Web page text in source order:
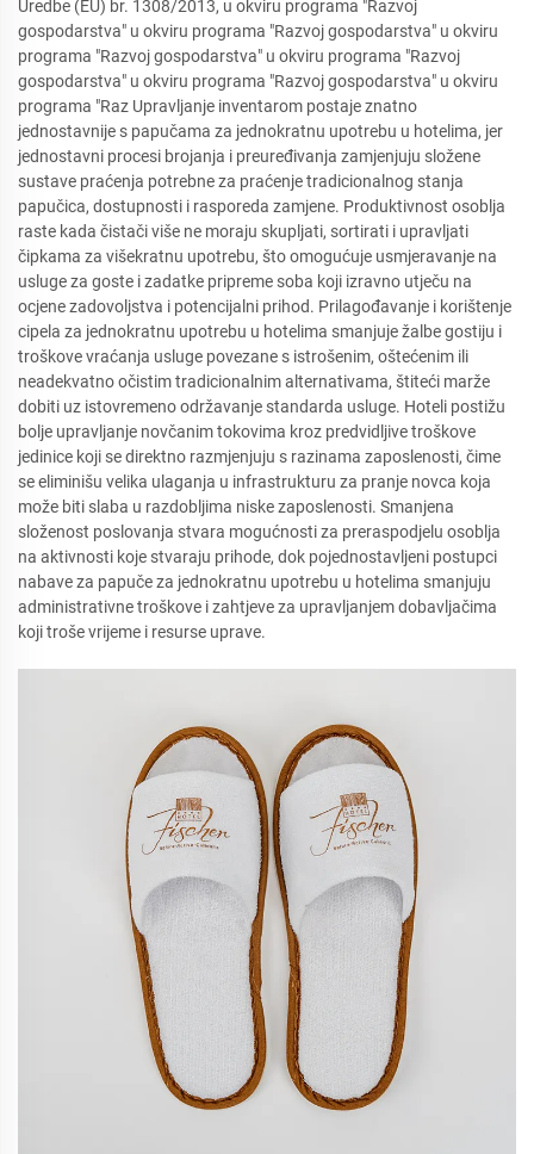
Uredbe (EU) br. 1308/2013, u okviru programa "Razvoj
gospodarstva" u okviru programa "Razvoj gospodarstva" u okviru
programa "Razvoj gospodarstva" u okviru programa "Razvoj
gospodarstva" u okviru programa "Razvoj gospodarstva" u okviru
programa "Raz Upravljanje inventarom postaje znatno
jednostavnije s papučama za jednokratnu upotrebu u hotelima, jer
jednostavni procesi brojanja i preuređivanja zamjenjuju složene
sustave praćenja potrebne za praćenje tradicionalnog stanja
papučica, dostupnosti i rasporeda zamjene. Produktivnost osoblja
raste kada čistači više ne moraju skupljati, sortirati i upravljati
čipkama za višekratnu upotrebu, što omogućuje usmjeravanje na
usluge za goste i zadatke pripreme soba koji izravno utječu na
ocjene zadovoljstva i potencijalni prihod. Prilagođavanje i korištenje
cipela za jednokratnu upotrebu u hotelima smanjuje žalbe gostiju i
troškove vraćanja usluge povezane s istrošenim, oštećenim ili
neadekvatno očistim tradicionalnim alternativama, štiteći marže
dobiti uz istovremeno održavanje standarda usluge. Hoteli postižu
bolje upravljanje novčanim tokovima kroz predvidljive troškove
jedinice koji se direktno razmjenjuju s razinama zaposlenosti, čime
se eliminišu velika ulaganja u infrastrukturu za pranje novca koja
može biti slaba u razdobljima niske zaposlenosti. Smanjena
složenost poslovanja stvara mogućnosti za preraspodjelu osoblja
na aktivnosti koje stvaraju prihode, dok pojednostavljeni postupci
nabave za papuče za jednokratnu upotrebu u hotelima smanjuju
administrativne troškove i zahtjeve za upravljanjem dobavljačima
koji troše vrijeme i resurse uprave.